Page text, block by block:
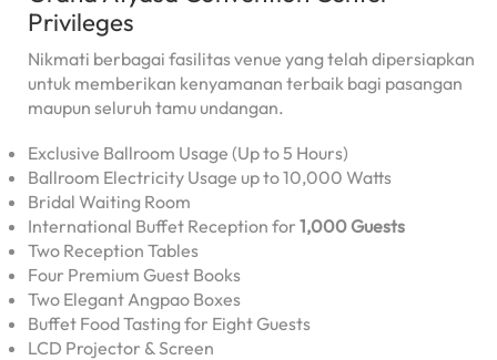
Privileges
Nikmati berbagai fasilitas venue yang telah dipersiapkan
untuk memberikan kenyamanan terbaik bagi pasangan
maupun seluruh tamu undangan.
Exclusive Ballroom Usage (Up to 5 Hours)
Ballroom Electricity Usage up to 10,000 Watts
Bridal Waiting Room
International Buffet Reception for 1,000 Guests
Two Reception Tables
Four Premium Guest Books
Two Elegant Angpao Boxes
Buffet Food Tasting for Eight Guests
LCD Projector & Screen